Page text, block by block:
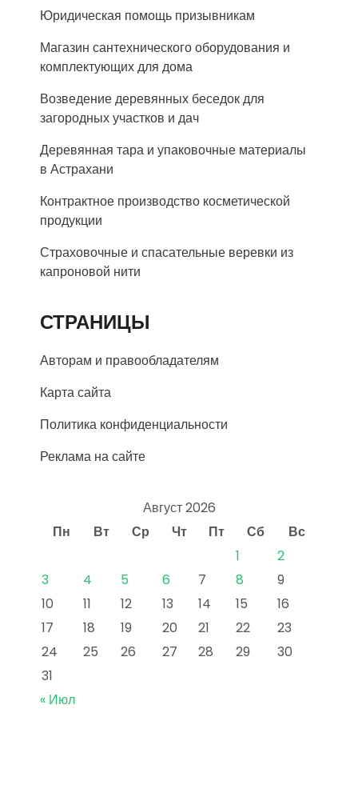
Юридическая помощь призывникам
Магазин сантехнического оборудования и
комплектующих для дома
Возведение деревянных беседок для
загородных участков и дач
Деревянная тара и упаковочные материалы
в Астрахани
Контрактное производство косметической
продукции
Страховочные и спасательные веревки из
капроновой нити
СТРАНИЦЫ
Авторам и правообладателям
Карта сайта
Политика конфиденциальности
Реклама на сайте
Август 2026
Пн
Вт Ср Чт Пт Сб
Вс
1
2
3
4 5 6 7 8
9
10
11 12 13 14 15
16
17
18 19 20 21 22
23
24
25 26 27 28 29
30
31
« Июл